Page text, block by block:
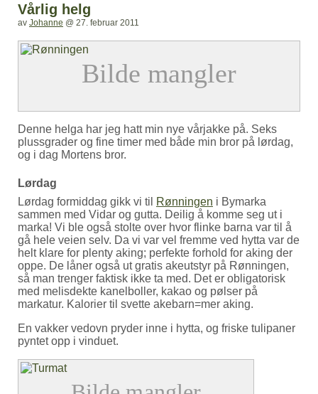
Vårlig helg
av Johanne @ 27. februar 2011
Denne helga har jeg hatt min nye vårjakke på. Seks
plussgrader og fine timer med både min bror på lørdag,
og i dag Mortens bror.
Lørdag
Lørdag formiddag gikk vi til
Rønningen i Bymarka
sammen med Vidar og gutta. Deilig å komme seg ut i
marka! Vi ble også stolte over hvor flinke barna var til å
gå hele veien selv. Da vi var vel fremme ved hytta var de
helt klare for plenty aking; perfekte forhold for aking der
oppe. De låner også ut gratis akeutstyr på Rønningen,
så man trenger faktisk ikke ta med. Det er obligatorisk
med melisdekte kanelboller, kakao og pølser på
markatur. Kalorier til svette akebarn=mer aking.
En vakker vedovn pryder inne i hytta, og friske tulipaner
pyntet opp i vinduet.